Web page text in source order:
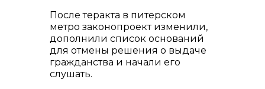
После теракта в питерском
метро законопроект изменили,
дополнили список оснований
для отмены решения о выдаче
гражданства и начали его
слушать.